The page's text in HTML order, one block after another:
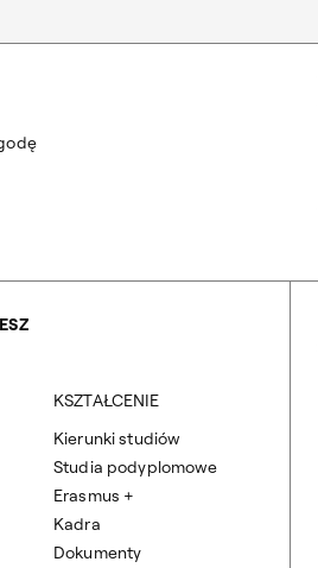
KSZTAŁCENIE
Kierunki studiów
Studia podyplomowe
Erasmus +
Kadra
Dokumenty